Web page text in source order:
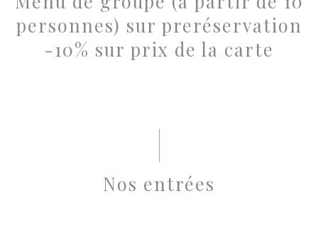
personnes) sur preréservation
-10% sur prix de la carte
Nos entrées